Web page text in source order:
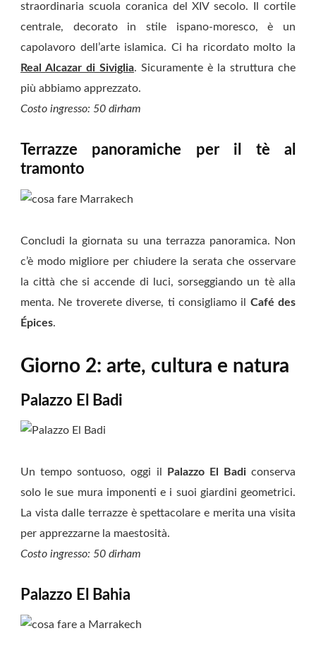
straordinaria scuola coranica del XIV secolo. Il cortile
centrale, decorato in stile ispano-moresco, è un
capolavoro dell’arte islamica. Ci ha ricordato molto la
Real Alcazar di Siviglia. Sicuramente è la struttura che
più abbiamo apprezzato.
Costo ingresso: 50 dirham
Terrazze panoramiche per il tè al
tramonto
Concludi la giornata su una terrazza panoramica. Non
c’è modo migliore per chiudere la serata che osservare
la città che si accende di luci, sorseggiando un tè alla
menta. Ne troverete diverse, ti consigliamo il Café des
Épices.
Giorno 2: arte, cultura e natura
Palazzo El Badi
Un tempo sontuoso, oggi il Palazzo El Badiconserva
solo le sue mura imponenti e i suoi giardini geometrici.
La vista dalle terrazze è spettacolare e merita una visita
per apprezzarne la maestosità.
Costo ingresso: 50 dirham
Palazzo El Bahia